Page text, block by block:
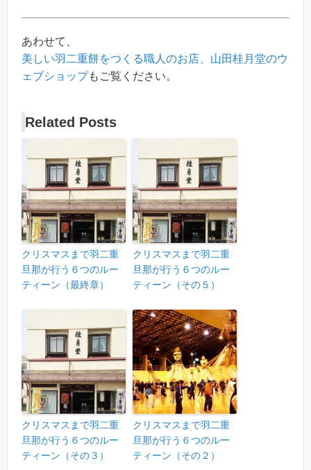
あわせて、
美しい羽二重餅をつくる職人のお店、山田桂月堂のウ
ェブショップもご覧ください。
Related Posts
クリスマスまで羽二重
旦那が行う６つのルー
ティーン（最終章）
クリスマスまで羽二重
旦那が行う６つのルー
ティーン（その５）
クリスマスまで羽二重
旦那が行う６つのルー
ティーン（その３）
クリスマスまで羽二重
旦那が行う６つのルー
ティーン（その２）